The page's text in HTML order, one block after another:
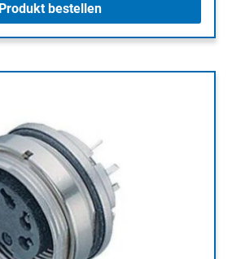
Produkt bestellen